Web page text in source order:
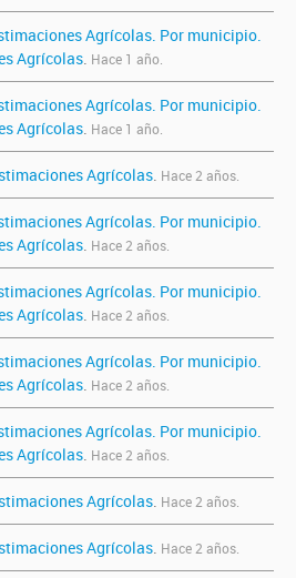
Agrícolas. Por municipio.
Agrícolas. Hace 1 año.
Agrícolas. Por municipio.
Agrícolas. Hace 1 año.
Agrícolas. Hace 2 años.
Agrícolas. Por municipio.
Agrícolas. Hace 2 años.
Agrícolas. Por municipio.
Agrícolas. Hace 2 años.
Agrícolas. Por municipio.
Agrícolas. Hace 2 años.
Agrícolas. Por municipio.
Agrícolas. Hace 2 años.
Agrícolas. Hace 2 años.
Agrícolas. Hace 2 años.